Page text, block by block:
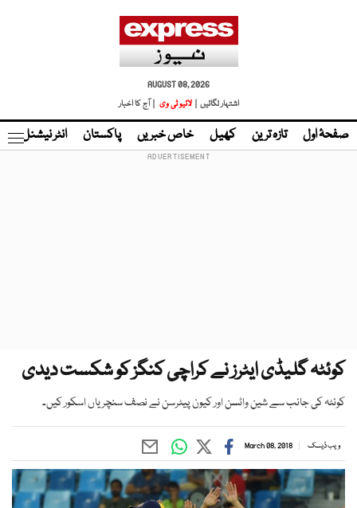
AUGUST 08, 2026
اشتہار لگائیں |
لائیو ٹی وی | آج کا اخبار
صفحۂ اول تازہ ترین کھیل خاص خبریں پاکستان انٹر نیشنل
کوئٹہ گلیڈی ایٹرز نے کراچی کنگز کو شکست دیدی
کوئٹہ کی جانب سے شین واٹسن اور کیون پیٹرسن نے نصف سنچریاں اسکور کیں۔
ویب ڈیسک March 08, 2018